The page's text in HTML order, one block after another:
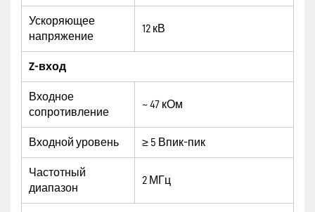
Ускоряющее
напряжение
12 кВ
Z-вход
Входное
сопротивление
~ 47 кОм
Входной уровень ≥ 5 Впик-пик
Частотный
диапазон
2 МГц